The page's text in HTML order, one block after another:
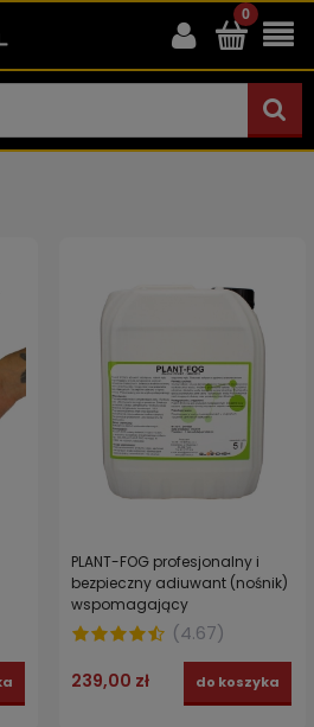
PLANT-FOG profesjonalny i
bezpieczny adiuwant (nośnik)
wspomagający
zamgławianie 5 l
(4.67)
239,00 zł do koszyka